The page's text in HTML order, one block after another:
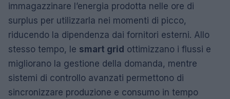
immagazzinare l’energia prodotta nelle ore di
surplus per utilizzarla nei momenti di picco,
riducendo la dipendenza dai fornitori esterni. Allo
stesso tempo, le smart grid ottimizzano i flussi e
migliorano la gestione della domanda, mentre
sistemi di controllo avanzati permettono di
sincronizzare produzione e consumo in tempo